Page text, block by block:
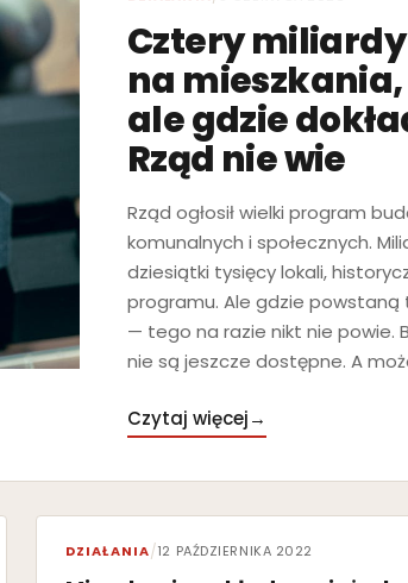
Cztery miliardy
na mieszkania,
ale gdzie
Rząd nie wie
Rząd ogłosił wielki program
komunalnych i społecznych.
dziesiątki tysięcy lokali,
programu. Ale gdzie powstaną
— tego na razie nikt nie powie.
nie są jeszcze dostępne. A
Czytaj więcej→
DZIAŁANIA/12 PAŹDZIERNIKA 2022